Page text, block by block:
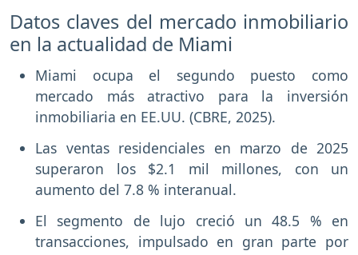
Datos claves del mercado inmobiliario
en la actualidad de Miami
Miami ocupa el segundo puesto como
mercado más atractivo para la inversión
inmobiliaria en EE.UU. (CBRE, 2025).
Las ventas residenciales en marzo de 2025
superaron los $2.1 mil millones, con un
aumento del 7.8 % interanual.
El segmento de lujo creció un 48.5 % en
transacciones, impulsado en gran parte por